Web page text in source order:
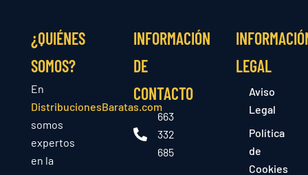
¿QUIÉNES
SOMOS?
En
DistribucionesBaratas.com
somos
expertos
en la
INFORMACIÓN
DE
CONTACTO
663
332
685
LEGAL
Aviso
Legal
Política
de
Cookies